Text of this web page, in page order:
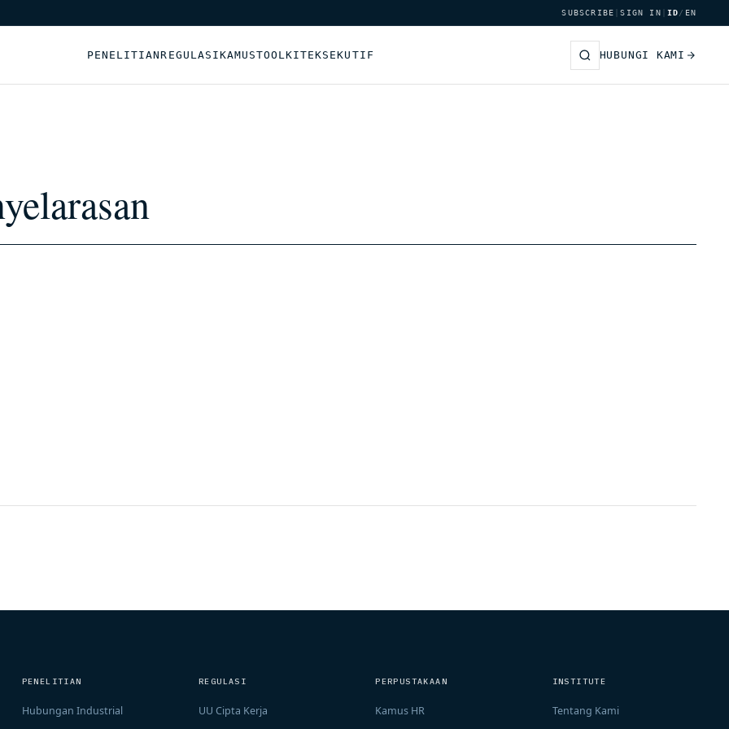
SUBSCRIBE |SIGN IN ID/ EN
PENELITIANREGULASIKAMUSTOOLKITEKSEKUTIF HUBUNGI KAMI
PENELITIAN
Hubungan Industrial
REGULASI
UU Cipta Kerja
PERPUSTAKAAN
Kamus HR
INSTITUTE
Tentang Kami